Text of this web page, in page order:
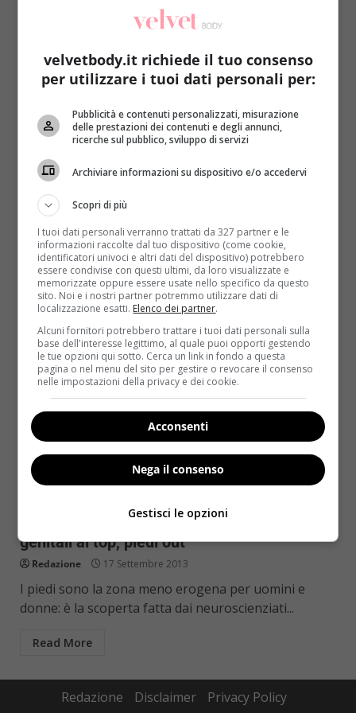
Sesso&Salute
Donne, 5 zone erogene che forse non sfrutti
quanto dovresti
Redazione 5 Maggio 2017
Un rapporto sessuale tende a stimolare le parti
intime di una donna ma spesso si finiscono col...
Read More
Sesso
Sesso, la classifica delle zone erogene:
genitali al top, piedi out
Redazione 17 Settembre 2013
I piedi sono la zona meno erogena per uomini e
donne: è la scoperta fatta dai neuroscienziati...
Read More
Redazione Disclaimer Privacy Policy
velvetbody.it richiede il tuo consenso
per utilizzare i tuoi dati personali per:
Pubblicità e contenuti personalizzati, misurazione
delle prestazioni dei contenuti e degli annunci,
ricerche sul pubblico, sviluppo di servizi
Archiviare informazioni su dispositivo e/o accedervi
Scopri di più
I tuoi dati personali verranno trattati da 327 partner e le
informazioni raccolte dal tuo dispositivo (come cookie,
identificatori univoci e altri dati del dispositivo) potrebbero
essere condivise con questi ultimi, da loro visualizzate e
memorizzate oppure essere usate nello specifico da questo
sito. Noi e i nostri partner potremmo utilizzare dati di
localizzazione esatti. Elenco dei partner.
Alcuni fornitori potrebbero trattare i tuoi dati personali sulla
base dell'interesse legittimo, al quale puoi opporti gestendo
le tue opzioni qui sotto. Cerca un link in fondo a questa
pagina o nel menu del sito per gestire o revocare il consenso
nelle impostazioni della privacy e dei cookie.
Acconsenti
Nega il consenso
Gestisci le opzioni